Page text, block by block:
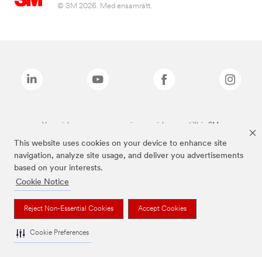
This website uses cookies on your device to enhance site
navigation, analyze site usage, and deliver you advertisements
based on your interests.
Cookie Notice
Reject Non-Essential Cookies Accept Cookies
Cookie Preferences
© 3M 2026. Med ensamrätt.
Varumärken som anges ovan är varumärken som tillhör 3M.